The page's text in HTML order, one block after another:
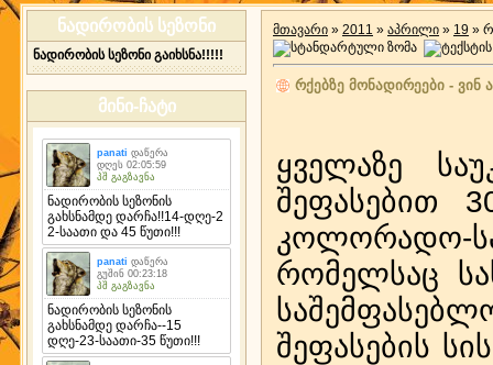
ნადირობის სეზონი
ნადირობის სეზონი გაიხსნა!!!!!
მინი-ჩატი
მთავარი » 2011 » აპრილი » 19 »
რქებზე მონადირეები - ვინ
ყველაზე
შეფასებით
კოლორადო-
რომელსაც
შეფასების